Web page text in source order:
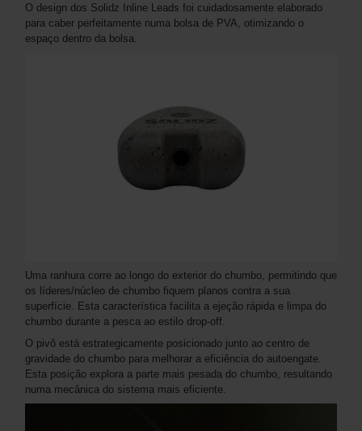
O design dos Solidz Inline Leads foi cuidadosamente elaborado
para caber perfeitamente numa bolsa de PVA, otimizando o
espaço dentro da bolsa.
Uma ranhura corre ao longo do exterior do chumbo, permitindo que
os líderes/núcleo de chumbo fiquem planos contra a sua
superfície. Esta característica facilita a ejeção rápida e limpa do
chumbo durante a pesca ao estilo drop-off.
O pivô está estrategicamente posicionado junto ao centro de
gravidade do chumbo para melhorar a eficiência do autoengate.
Esta posição explora a parte mais pesada do chumbo, resultando
numa mecânica do sistema mais eficiente.